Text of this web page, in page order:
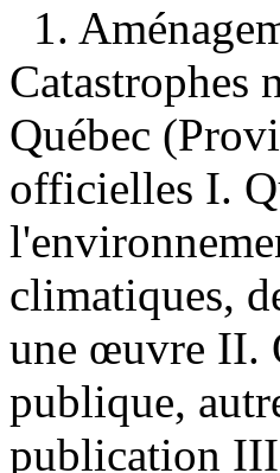
1.
Québec
officielles I.
climatiques,
une œuvre II.
publique,
publication